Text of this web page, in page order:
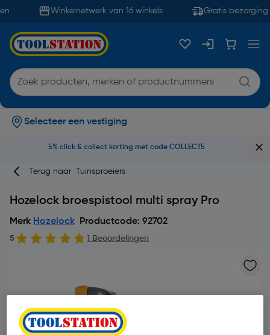
Winkelnetwerk van 16 winkels Gratis bezorging
Selecteer een vestiging
5% click & collect korting met code COLLECT5
Terug naar Tuinsproeiers
Hozelock broespistool multi spray Pro
Merk Hozelock Productcode: 92702
5 1 Beoordelingen